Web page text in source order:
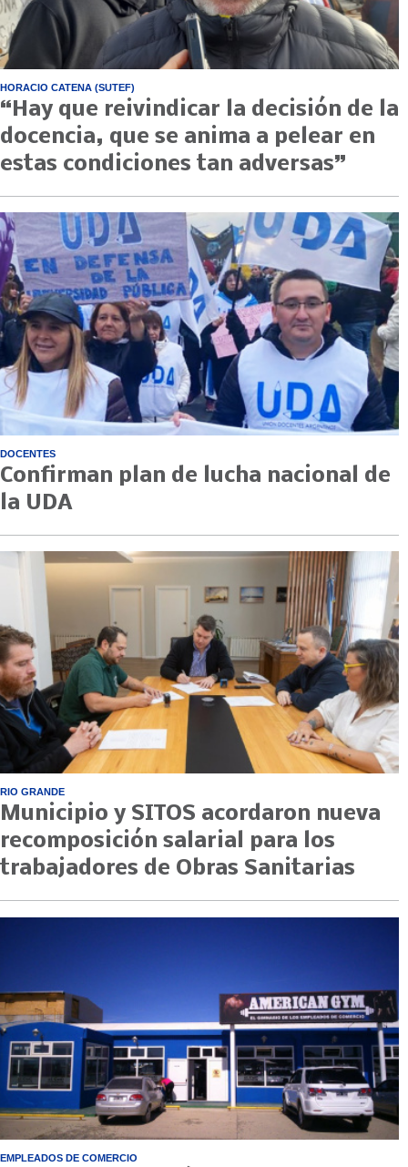
HORACIO CATENA (SUTEF)
“Hay que reivindicar la decisión de la
docencia, que se anima a pelear en
estas condiciones tan adversas”
DOCENTES
Confirman plan de lucha nacional de
la UDA
RIO GRANDE
Municipio y SITOS acordaron nueva
recomposición salarial para los
trabajadores de Obras Sanitarias
EMPLEADOS DE COMERCIO